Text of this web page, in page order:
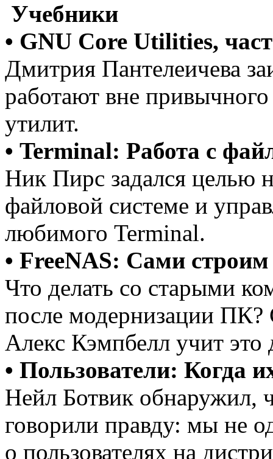
Учебники
• GNU Core Utilities,
Дмитрия Пантелеичева
работают вне
утилит.
• Terminal: Работа с
Ник Пирс задался целью
файловой системе и
любимого Terminal.
• FreeNAS: Сами
Что делать со старыми
после модернизации ПК?
Алекс Кэмпбелл учит это
• Пользователи: Когда
Нейл Ботвик обнаружил,
говорили правду: мы не
о пользователях на